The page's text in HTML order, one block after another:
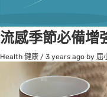
流感季節必備增
Health 健康 / 3 years ago by 屈